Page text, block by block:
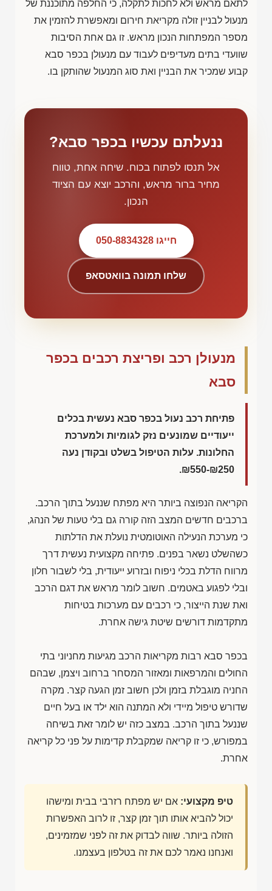
לתאם מראש ולא לחכות לתקלה, כי החלפה מתוכננת של
מנעול לבניין זולה מקריאת חירום ומאפשרת להזמין את
מספר המפתחות הנכון מראש. זו גם אחת הסיבות
שוועדי בתים מעדיפים לעבוד עם מנעולן בכפר סבא
קבוע שמכיר את הבניין ואת סוג המנעול שהותקן בו.
ננעלתם עכשיו בכפר סבא?
אל תנסו לפתוח בכוח. שיחה אחת, טווח
מחיר ברור מראש, והרכב יוצא עם הציוד
הנכון.
חייגו 050-8834328
שלחו תמונה בוואטסאפ
מנעולן רכב ופריצת רכבים בכפר
סבא
פתיחת רכב נעול בכפר סבא נעשית בכלים
ייעודיים שמונעים נזק לגומיות ולמערכת
החלונות. עלות הטיפול בשלט ובקודן נעה
₪550-₪250
.
הקריאה הנפוצה ביותר היא מפתח שננעל בתוך הרכב.
ברכבים חדשים המצב הזה קורה גם בלי טעות של הנהג,
כי מערכת הנעילה האוטומטית נועלת את הדלתות
כשהשלט נשאר בפנים. פתיחה מקצועית נעשית דרך
מרווח הדלת בכלי ניפוח ובזרוע ייעודית, בלי לשבור חלון
ובלי לפגוע באטמים. חשוב לומר מראש את דגם הרכב
ואת שנת הייצור, כי רכבים עם מערכות בטיחות
מתקדמות דורשים שיטת גישה אחרת.
בכפר סבא רבות מקריאות הרכב מגיעות מחניוני בתי
החולים והמרפאות ומאזור המסחר ברחוב ויצמן, שבהם
החניה מוגבלת בזמן ולכן חשוב זמן הגעה קצר. מקרה
שדורש טיפול מיידי ולא המתנה הוא ילד או בעל חיים
שננעל בתוך הרכב. במצב כזה יש לומר זאת בשיחה
במפורש, כי זו קריאה שמקבלת קדימות על פני כל קריאה
אחרת.
טיפ מקצועי: אם יש מפתח רזרבי בבית ומישהו
יכול להביא אותו תוך זמן קצר, זו לרוב האפשרות
הזולה ביותר. שווה לבדוק את זה לפני שמזמינים,
ואנחנו נאמר לכם את זה בטלפון בעצמנו.